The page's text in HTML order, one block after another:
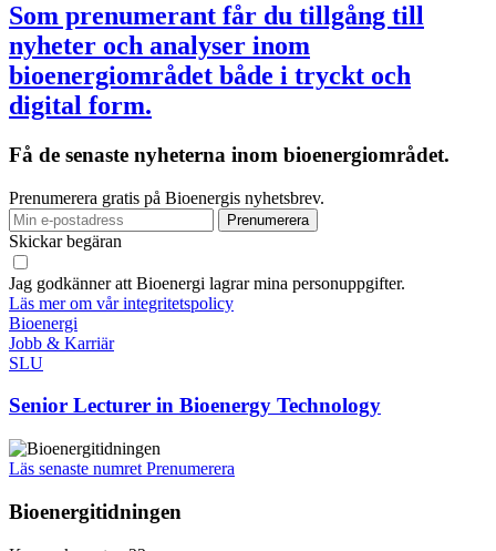
Som prenumerant får du tillgång till
nyheter och analyser inom
bioenergiområdet både i tryckt och
digital form.
Få de senaste nyheterna inom bioenergiområdet.
Prenumerera gratis på Bioenergis nyhetsbrev.
Skickar begäran
Jag godkänner att Bioenergi lagrar mina personuppgifter.
Läs mer om vår integritetspolicy
Bioenergi
Jobb & Karriär
SLU
Senior Lecturer in Bioenergy Technology
Läs senaste numret Prenumerera
Bioenergitidningen